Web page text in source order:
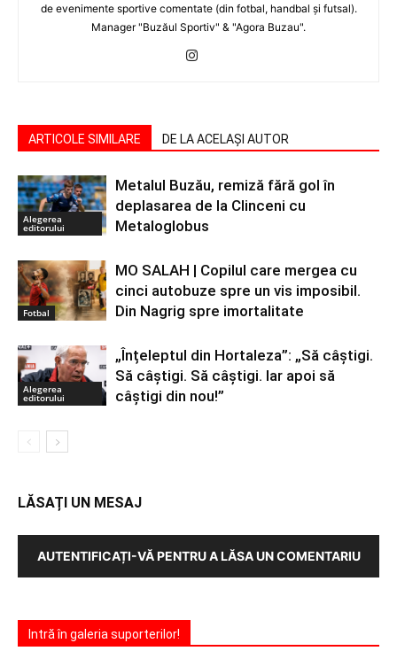
de evenimente sportive comentate (din fotbal, handbal şi futsal).
Manager "Buzăul Sportiv" & "Agora Buzau".
ARTICOLE SIMILARE DE LA ACELAȘI AUTOR
Alegerea
editorului
Metalul Buzău, remiză fără gol în
deplasarea de la Clinceni cu
Metaloglobus
Fotbal
MO SALAH | Copilul care mergea cu
cinci autobuze spre un vis imposibil.
Din Nagrig spre imortalitate
Alegerea
editorului
„Înțeleptul din Hortaleza”: „Să câștigi.
Să câștigi. Să câștigi. Iar apoi să
câștigi din nou!”
LĂSAȚI UN MESAJ
AUTENTIFICAȚI-VĂ PENTRU A LĂSA UN COMENTARIU
Intră în galeria suporterilor!